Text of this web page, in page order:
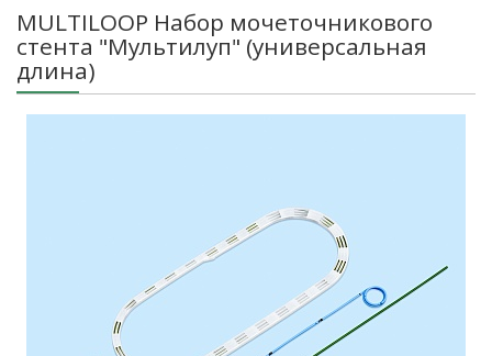
MULTILOOP Набор мочеточникового
стента "Мультилуп" (универсальная
длина)